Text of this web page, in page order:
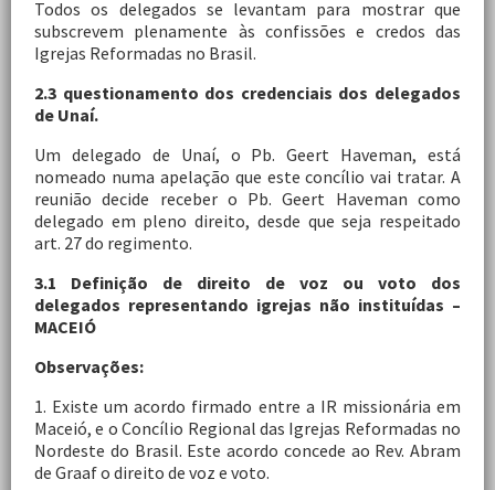
Todos os delegados se levantam para mostrar que
subscrevem plenamente às confissões e credos das
Igrejas Reformadas no Brasil.
2.3 questionamento dos credenciais dos delegados
de Unaí.
Um delegado de Unaí, o Pb. Geert Haveman, está
nomeado numa apelação que este concílio vai tratar. A
reunião decide receber o Pb. Geert Haveman como
delegado em pleno direito, desde que seja respeitado
art. 27 do regimento.
3.1 Definição de direito de voz ou voto dos
delegados representando igrejas não instituídas –
MACEIÓ
Observações:
1. Existe um acordo firmado entre a IR missionária em
Maceió, e o Concílio Regional das Igrejas Reformadas no
Nordeste do Brasil. Este acordo concede ao Rev. Abram
de Graaf o direito de voz e voto.